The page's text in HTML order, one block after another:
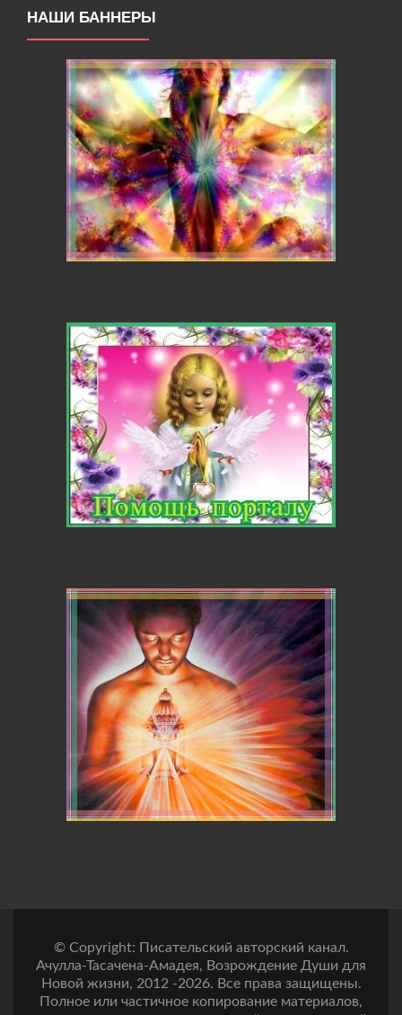
НАШИ БАННЕРЫ
© Copyright: Писательский авторский канал.
Ачулла-Тасачена-Амадея, Возрождение Души для
Новой жизни, 2012 -2026. Все права защищены.
Полное или частичное копирование материалов,